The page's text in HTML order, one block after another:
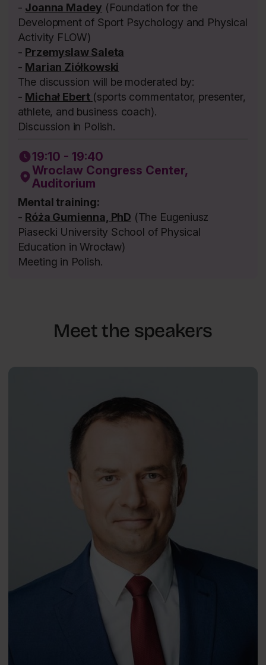
- Joanna Madey (Foundation for the
Development of Sport Psychology and Physical
Activity FLOW)
- Przemyslaw Saleta
- Marian Ziółkowski
The discussion will be moderated by:
- Michał Ebert (sports commentator, presenter,
athlete, and business coach).
Discussion in Polish.
19:10 - 19:40
Wroclaw Congress Center,
Auditorium
Mental training:
- Róża Gumienna, PhD (The Eugeniusz
Piasecki University School of Physical
Education in Wrocław)
Meeting in Polish.
Meet the speakers